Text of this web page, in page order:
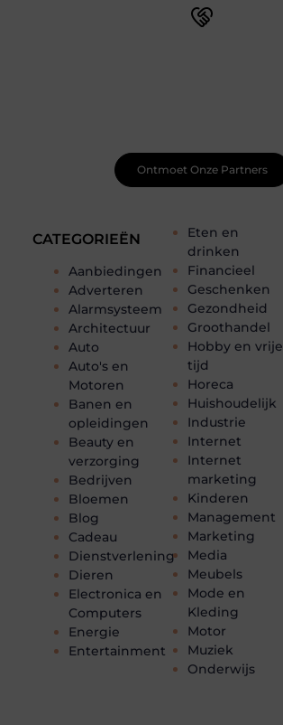
CATEGORIEËN
Aanbiedingen
Adverteren
Alarmsysteem
Architectuur
Auto
Auto's en
Motoren
Banen en
opleidingen
Beauty en
verzorging
Bedrijven
Bloemen
Blog
Cadeau
Dienstverlening
Dieren
Electronica en
Computers
Energie
Entertainment
Eten en
drinken
Financieel
Geschenken
Gezondheid
Groothandel
Hobby en vrije
tijd
Horeca
Huishoudelijk
Industrie
Internet
Internet
marketing
Kinderen
Management
Marketing
Media
Meubels
Mode en
Kleding
Motor
Muziek
Onderwijs
Ontmoet Onze Partners